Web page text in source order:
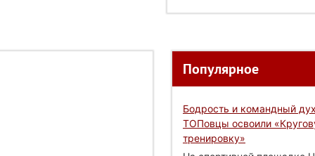
Популярное
Бодрость и командный
ТОПовцы освоили
тренировку»